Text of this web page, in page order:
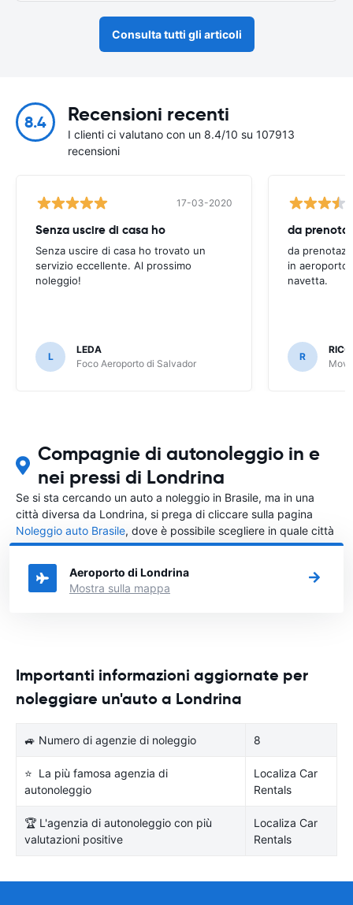
Consulta tutti gli articoli
8.4 Recensioni recenti
I clienti ci valutano con un 8.4/10 su 107913
recensioni
17-03-2020
Senza uscire di casa ho
Senza uscire di casa ho trovato un
servizio eccellente. Al prossimo
noleggio!
L
LEDA
Foco Aeroporto di Salvador
da
in aeroporto
navetta.
R
Compagnie di autonoleggio in e
nei pressi di Londrina
Se si sta cercando un auto a noleggio in Brasile, ma in una
città diversa da Londrina, si prega di cliccare sulla pagina
Noleggio auto Brasile, dove è possibile scegliere in quale città
in Brasile si vuole noleggiare l'auto.
Aeroporto di Londrina
Mostra sulla mappa
Importanti informazioni aggiornate per
noleggiare un'auto a Londrina
🚙 Numero di agenzie di noleggio 8
⭐ La più famosa agenzia di
autonoleggio
Localiza Car
Rentals
🏆 L'agenzia di autonoleggio con più
valutazioni positive
Localiza Car
Rentals